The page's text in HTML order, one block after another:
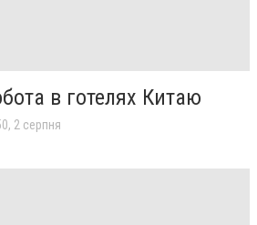
в готелях Китаю
2 серпня